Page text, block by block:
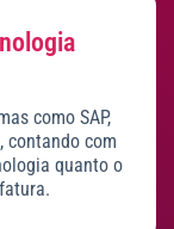
como SAP,
contando com
quanto o